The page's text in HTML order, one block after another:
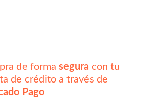
de forma segura con tu
de crédito a través de
Pago